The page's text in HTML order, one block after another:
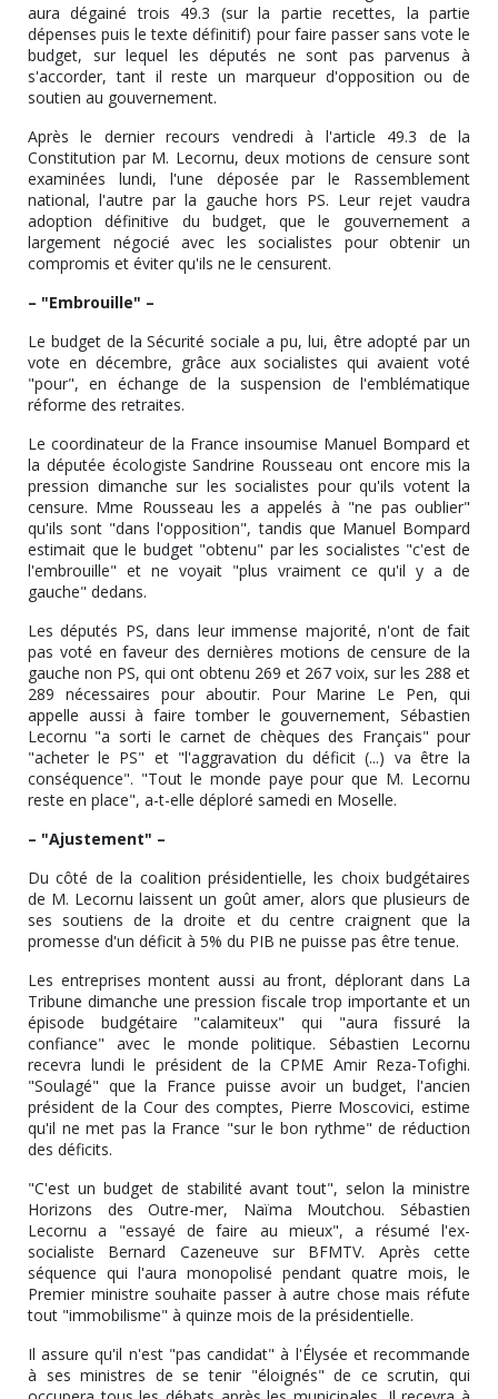
aura dégainé trois 49.3 (sur la partie recettes, la partie
dépenses puis le texte définitif) pour faire passer sans vote le
budget, sur lequel les députés ne sont pas parvenus à
s'accorder, tant il reste un marqueur d'opposition ou de
soutien au gouvernement.
Après le dernier recours vendredi à l'article 49.3 de la
Constitution par M. Lecornu, deux motions de censure sont
examinées lundi, l'une déposée par le Rassemblement
national, l'autre par la gauche hors PS. Leur rejet vaudra
adoption définitive du budget, que le gouvernement a
largement négocié avec les socialistes pour obtenir un
compromis et éviter qu'ils ne le censurent.
– "Embrouille" –
Le budget de la Sécurité sociale a pu, lui, être adopté par un
vote en décembre, grâce aux socialistes qui avaient voté
"pour", en échange de la suspension de l'emblématique
réforme des retraites.
Le coordinateur de la France insoumise Manuel Bompard et
la députée écologiste Sandrine Rousseau ont encore mis la
pression dimanche sur les socialistes pour qu'ils votent la
censure. Mme Rousseau les a appelés à "ne pas oublier"
qu'ils sont "dans l'opposition", tandis que Manuel Bompard
estimait que le budget "obtenu" par les socialistes "c'est de
l'embrouille" et ne voyait "plus vraiment ce qu'il y a de
gauche" dedans.
Les députés PS, dans leur immense majorité, n'ont de fait
pas voté en faveur des dernières motions de censure de la
gauche non PS, qui ont obtenu 269 et 267 voix, sur les 288 et
289 nécessaires pour aboutir. Pour Marine Le Pen, qui
appelle aussi à faire tomber le gouvernement, Sébastien
Lecornu "a sorti le carnet de chèques des Français" pour
"acheter le PS" et "l'aggravation du déficit (...) va être la
conséquence". "Tout le monde paye pour que M. Lecornu
reste en place", a-t-elle déploré samedi en Moselle.
– "Ajustement" –
Du côté de la coalition présidentielle, les choix budgétaires
de M. Lecornu laissent un goût amer, alors que plusieurs de
ses soutiens de la droite et du centre craignent que la
promesse d'un déficit à 5% du PIB ne puisse pas être tenue.
Les entreprises montent aussi au front, déplorant dans La
Tribune dimanche une pression fiscale trop importante et un
épisode budgétaire "calamiteux" qui "aura fissuré la
confiance" avec le monde politique. Sébastien Lecornu
recevra lundi le président de la CPME Amir Reza-Tofighi.
"Soulagé" que la France puisse avoir un budget, l'ancien
président de la Cour des comptes, Pierre Moscovici, estime
qu'il ne met pas la France "sur le bon rythme" de réduction
des déficits.
"C'est un budget de stabilité avant tout", selon la ministre
Horizons des Outre-mer, Naïma Moutchou. Sébastien
Lecornu a "essayé de faire au mieux", a résumé l'ex-
socialiste Bernard Cazeneuve sur BFMTV. Après cette
séquence qui l'aura monopolisé pendant quatre mois, le
Premier ministre souhaite passer à autre chose mais réfute
tout "immobilisme" à quinze mois de la présidentielle.
Il assure qu'il n'est "pas candidat" à l'Élysée et recommande
à ses ministres de se tenir "éloignés" de ce scrutin, qui